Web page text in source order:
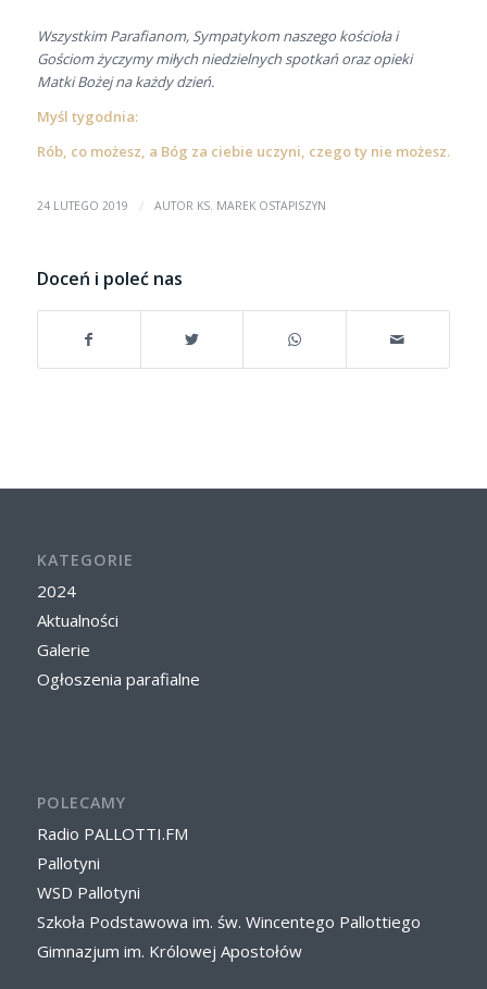
Wszystkim Parafianom, Sympatykom naszego kościoła i
Gościom życzymy miłych niedzielnych spotkań oraz opieki
Matki Bożej na każdy dzień.
Myśl tygodnia:
Rób, co możesz, a Bóg za ciebie uczyni, czego ty nie możesz.
24 LUTEGO 2019 / AUTOR KS. MAREK OSTAPISZYN
Doceń i poleć nas
KATEGORIE
2024
Aktualności
Galerie
Ogłoszenia parafialne
POLECAMY
Radio PALLOTTI.FM
Pallotyni
WSD Pallotyni
Szkoła Podstawowa im. św. Wincentego Pallottiego
Gimnazjum im. Królowej Apostołów